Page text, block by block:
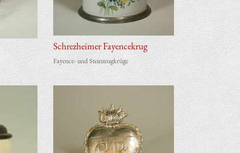
Schrez­hei­mer Fayencekrug
Fayence- und Steinzeugkrüge